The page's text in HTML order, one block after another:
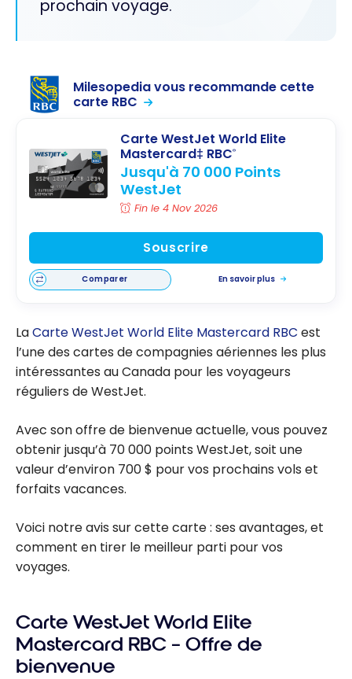
prochain voyage.
Milesopedia vous recommande cette
carte RBC
Carte WestJet World Elite
Mastercard‡ RBC®
Jusqu'à 70 000 Points
WestJet
Fin le 4 Nov 2026
Souscrire
Comparer En savoir plus
LaCarte WestJet World Elite Mastercard RBC est
l’une des cartes de compagnies aériennes les plus
intéressantes au Canada pour les voyageurs
réguliers de WestJet.
Avec son offre de bienvenue actuelle, vous pouvez
obtenir jusqu’à 70 000 points WestJet, soit une
valeur d’environ 700 $ pour vos prochains vols et
forfaits vacances.
Voici notre avis sur cette carte : ses avantages, et
comment en tirer le meilleur parti pour vos
voyages.
Carte WestJet World Elite
Mastercard RBC – Offre de
bienvenue